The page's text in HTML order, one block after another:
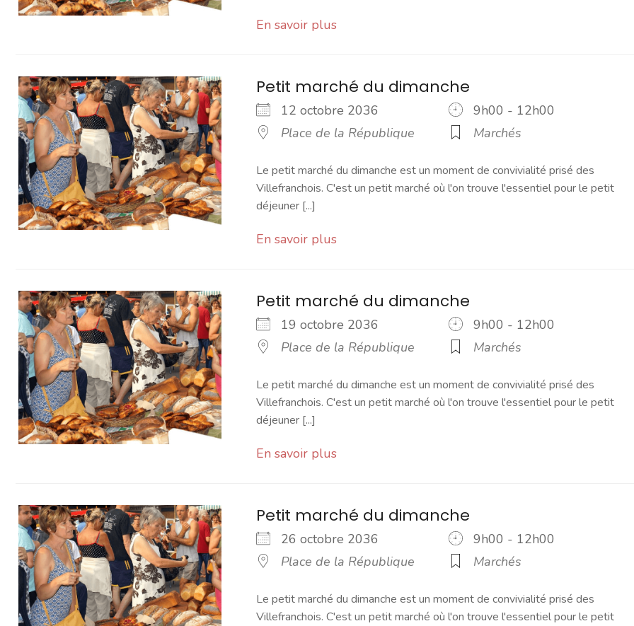
En savoir plus
Petit marché du dimanche
12 octobre 2036
9h00 - 12h00
Place de la République
Marchés
Le petit marché du dimanche est un moment de convivialité prisé des
Villefranchois. C'est un petit marché où l'on trouve l'essentiel pour le petit
déjeuner [...]
En savoir plus
Petit marché du dimanche
19 octobre 2036
9h00 - 12h00
Place de la République
Marchés
Le petit marché du dimanche est un moment de convivialité prisé des
Villefranchois. C'est un petit marché où l'on trouve l'essentiel pour le petit
déjeuner [...]
En savoir plus
Petit marché du dimanche
26 octobre 2036
9h00 - 12h00
Place de la République
Marchés
Le petit marché du dimanche est un moment de convivialité prisé des
Villefranchois. C'est un petit marché où l'on trouve l'essentiel pour le petit